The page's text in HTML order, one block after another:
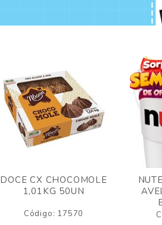
DOCE CX CHOCOMOLE
1,01KG 50UN
Código: 17570